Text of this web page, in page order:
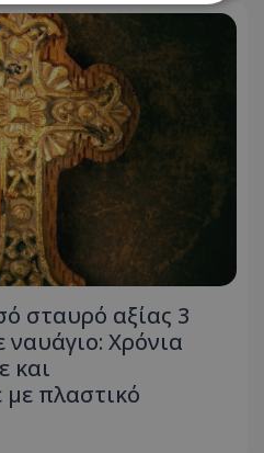
σταυρό αξίας 3
ναυάγιο: Χρόνια
και
πλαστικό
Απόδοσης
Λειτουργικότητας
cookies επιτρέπουν
ιστότοπου, όπως τη
διαχείριση λογαριασμού.
να χρησιμοποιηθεί σωστά
cookies.
Προμηθευτής
Πεδίο
.lifenewscy.tothemaonline.com